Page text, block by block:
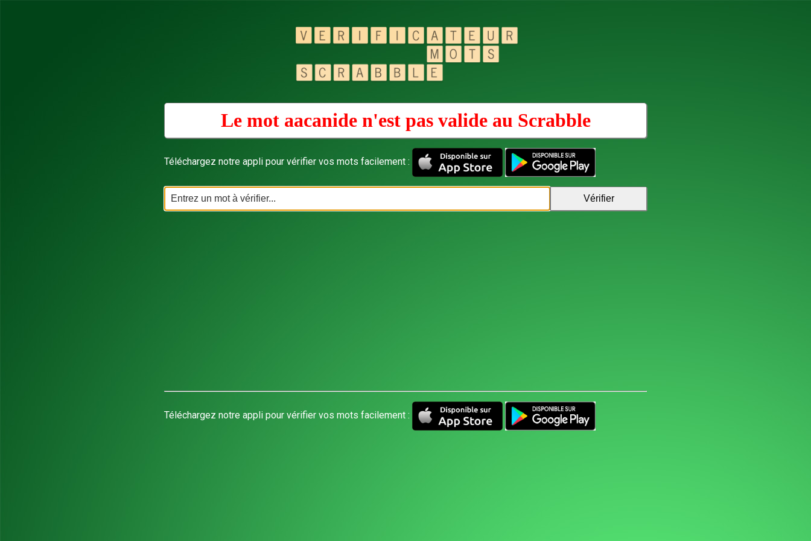
Le mot aacanide n'est pas valide au Scrabble
Téléchargez notre appli pour vérifier vos mots facilement :
Téléchargez notre appli pour vérifier vos mots facilement :